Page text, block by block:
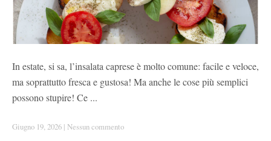
In estate, si sa, l’insalata caprese è molto comune: facile e veloce,
ma soprattutto fresca e gustosa! Ma anche le cose più semplici
possono stupire! Ce ...
Giugno 19, 2026 | Nessun commento